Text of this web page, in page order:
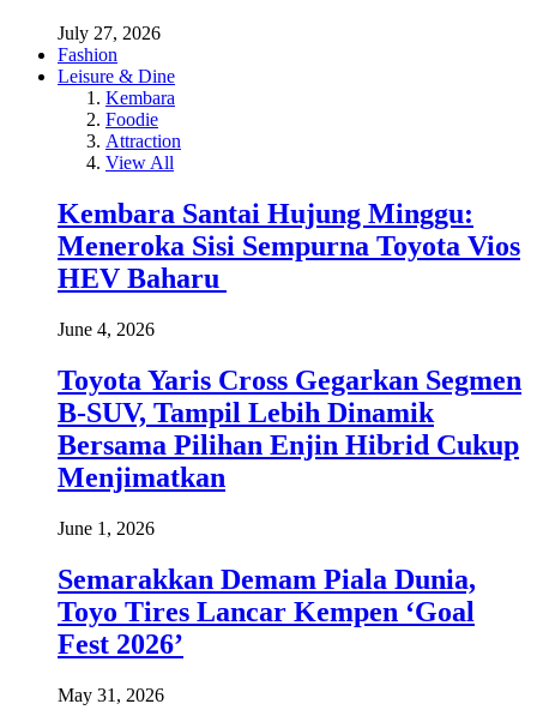
July 27, 2026
Fashion
Leisure & Dine
Kembara
Foodie
Attraction
View All
Kembara Santai Hujung Minggu:
Meneroka Sisi Sempurna Toyota Vios
HEV Baharu
June 4, 2026
Toyota Yaris Cross Gegarkan Segmen
B-SUV, Tampil Lebih Dinamik
Bersama Pilihan Enjin Hibrid Cukup
Menjimatkan
June 1, 2026
Semarakkan Demam Piala Dunia,
Toyo Tires Lancar Kempen ‘Goal
Fest 2026’
May 31, 2026